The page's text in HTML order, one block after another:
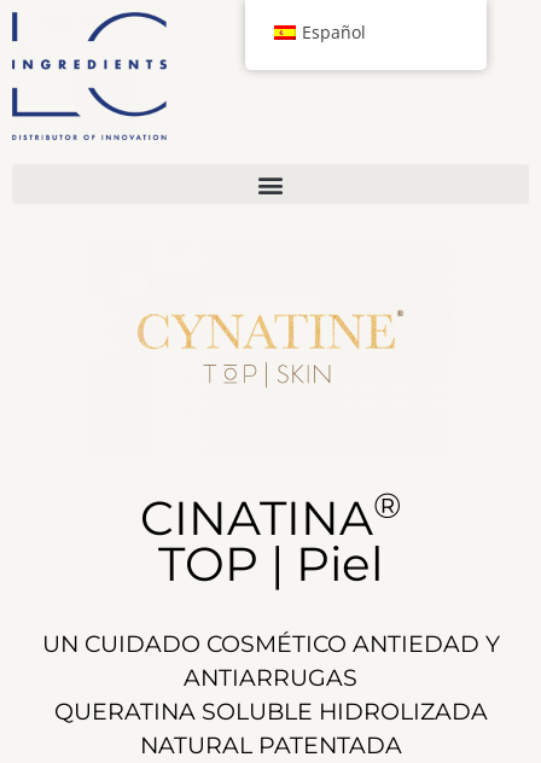
CINATINA®
TOP | Piel
UN CUIDADO COSMÉTICO ANTIEDAD Y
ANTIARRUGAS
QUERATINA SOLUBLE HIDROLIZADA
NATURAL PATENTADA
Español